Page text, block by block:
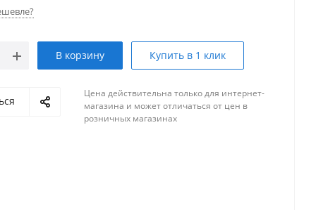
В корзину Купить в 1 клик
Цена действительна только для интернет-
магазина и может отличаться от цен в
розничных магазинах